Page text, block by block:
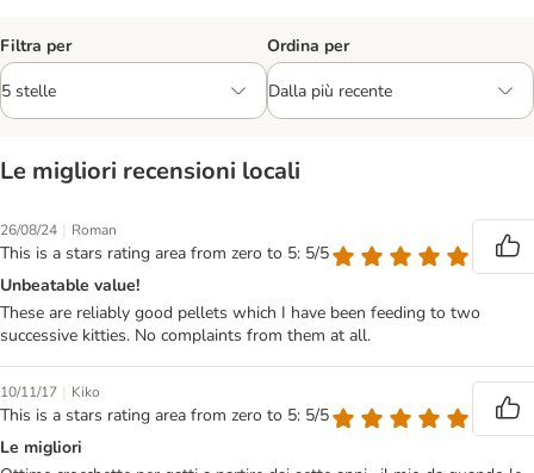
Filtra per Ordina per
Le migliori recensioni locali
26/08/24 | Roman
This is a stars rating area from zero to 5: 5/5
Unbeatable value!
These are reliably good pellets which I have been feeding to two
successive kitties. No complaints from them at all.
10/11/17 | Kiko
This is a stars rating area from zero to 5: 5/5
Le migliori